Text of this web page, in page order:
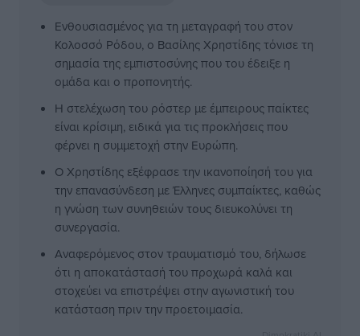
Ενθουσιασμένος για τη μεταγραφή του στον
Κολοσσό Ρόδου, ο Βασίλης Χρηστίδης τόνισε τη
σημασία της εμπιστοσύνης που του έδειξε η
ομάδα και ο προπονητής.
Η στελέχωση του ρόστερ με έμπειρους παίκτες
είναι κρίσιμη, ειδικά για τις προκλήσεις που
φέρνει η συμμετοχή στην Ευρώπη.
Ο Χρηστίδης εξέφρασε την ικανοποίησή του για
την επανασύνδεση με Έλληνες συμπαίκτες, καθώς
η γνώση των συνηθειών τους διευκολύνει τη
συνεργασία.
Αναφερόμενος στον τραυματισμό του, δήλωσε
ότι η αποκατάστασή του προχωρά καλά και
στοχεύει να επιστρέψει στην αγωνιστική του
κατάσταση πριν την προετοιμασία.